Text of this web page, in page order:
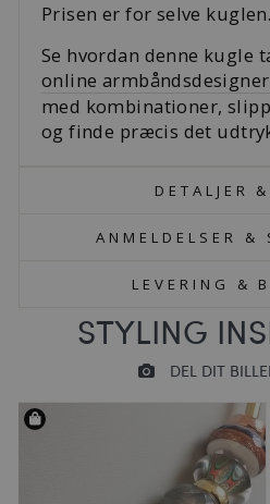
Prisen er for selve kuglen.
Se hvordan denne kugle
online armbåndsdesigner
med kombinationer,
og finde præcis det
DETALJER
ANMELDELSER &
LEVERING &